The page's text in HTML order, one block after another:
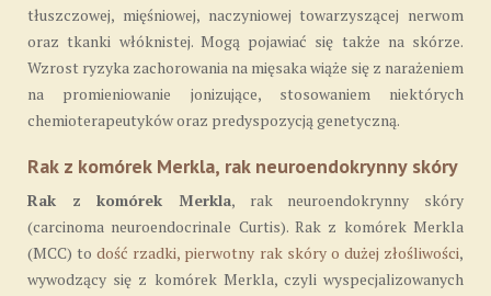
tłuszczowej, mięśniowej, naczyniowej towarzyszącej nerwom
oraz tkanki włóknistej. Mogą pojawiać się także na skórze.
Wzrost ryzyka zachorowania na mięsaka wiąże się z narażeniem
na promieniowanie jonizujące, stosowaniem niektórych
chemioterapeutyków oraz predyspozycją genetyczną.
Rak z komórek Merkla, rak neuroendokrynny skóry
Rak z komórek Merkla, rak neuroendokrynny skóry
(carcinoma neuroendocrinale Curtis). Rak z komórek Merkla
(MCC) todość rzadki, pierwotny rak skóry o dużej złośliwości,
wywodzący się z komórek Merkla, czyli wyspecjalizowanych